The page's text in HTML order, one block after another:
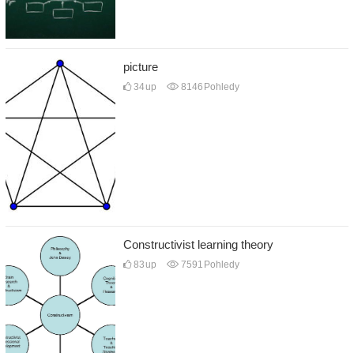
picture
34up 8146 Pohledy
Constructivist learning theory
83 up 7591 Pohledy